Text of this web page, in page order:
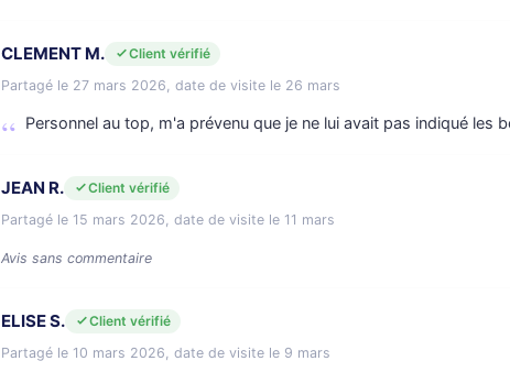
CLEMENT M.
Client vérifié
Partagé le 27 mars 2026, date de visite le 26 mars
Personnel au top, m'a prévenu que je ne lui avait pas indiqué les
JEAN R.
Client vérifié
Partagé le 15 mars 2026, date de visite le 11 mars
Avis sans commentaire
ELISE S.
Client vérifié
Partagé le 10 mars 2026, date de visite le 9 mars